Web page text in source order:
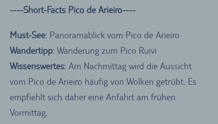
----Short-Facts Pico de Arieiro----
Must-See: Panoramablick vom Pico de Arieiro
Wandertipp: Wanderung zum Pico Ruivi
Wissenswertes: Am Nachmittag wird die Aussicht
vom Pico de Arieiro häufig von Wolken getrübt. Es
empfiehlt sich daher eine Anfahrt am frühen
Vormittag.